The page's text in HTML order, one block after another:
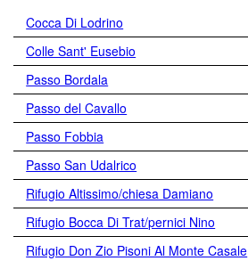
Cocca Di Lodrino
Colle Sant' Eusebio
Passo Bordala
Passo del Cavallo
Passo Fobbia
Passo San Udalrico
Rifugio Altissimo/chiesa Damiano
Rifugio Bocca Di Trat/pernici Nino
Rifugio Don Zio Pisoni Al Monte Casale